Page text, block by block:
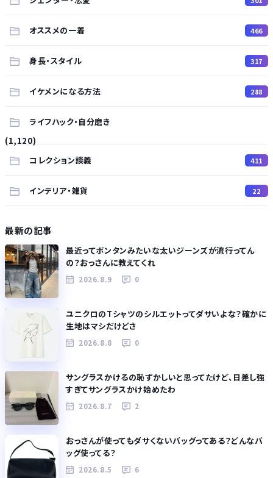
オススメの一着 466
身長・スタイル 317
イケメンになる方法 288
ライフハック・自分磨き
(1,120)
コレクション談義
411
インテリア・雑貨 22
最新の記事
最近ってボンタンみたいな太いジーンズが流行ってん
の？おっさんに教えてくれ
2026.8.9 0
ユニクロのTシャツのシルエットってダサいよな？確かに
生地はマシだけどさ
2026.8.8 0
サングラスかけるの恥ずかしいと思ってたけど、日差し強
すぎてサングラスかけ始めたわ
2026.8.7 2
おっさんが使ってもダサくないバッグってある？どんなバ
ッグ使ってる？
2026.8.5 6